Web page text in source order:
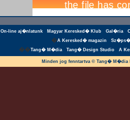
On-line aj�nlatunk Magyar Keresked� Klub Gal�ria
�A Keresked� magazin
��Tang� M�dia Tang� Design Studio A
Minden jog fenntartva © Tang�